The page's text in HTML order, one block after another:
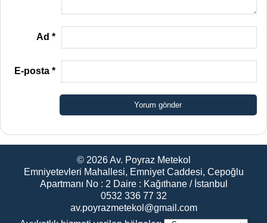
Ad*
E-posta*
© 2026Av. Poyraz Metekol
Emniyetevleri Mahallesi, Emniyet Caddesi, Cepoğlu
Apartmanı No : 2 Daire : Kağıthane / İstanbul
0532 336 77 32
av.poyrazmetekol@gmail.com